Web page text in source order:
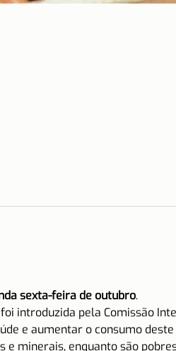
sexta-feira de outubro.
introduzida pela Comissão
e aumentar o consumo
e minerais, enquanto são